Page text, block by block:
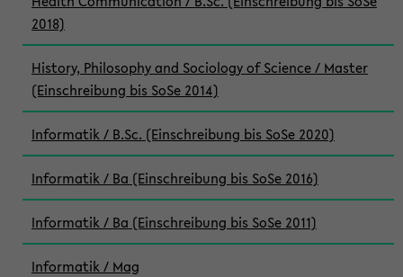
2018)
History, Philosophy and Sociology of Science / Master
(Einschreibung bis SoSe 2014)
Informatik / B.Sc. (Einschreibung bis SoSe 2020)
Informatik / Ba (Einschreibung bis SoSe 2016)
Informatik / Ba (Einschreibung bis SoSe 2011)
Informatik / Mag